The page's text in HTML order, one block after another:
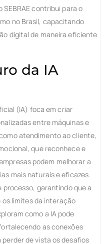
SEBRAE contribui para o
no Brasil, capacitando
digital de maneira eficiente
da IA
(IA) foca em criar
entre máquinas e
atendimento ao cliente,
que reconhece e
podem melhorar a
mais naturais e eficazes.
garantindo que a
limites da interação
como a IA pode
as conexões
de vista os desafios